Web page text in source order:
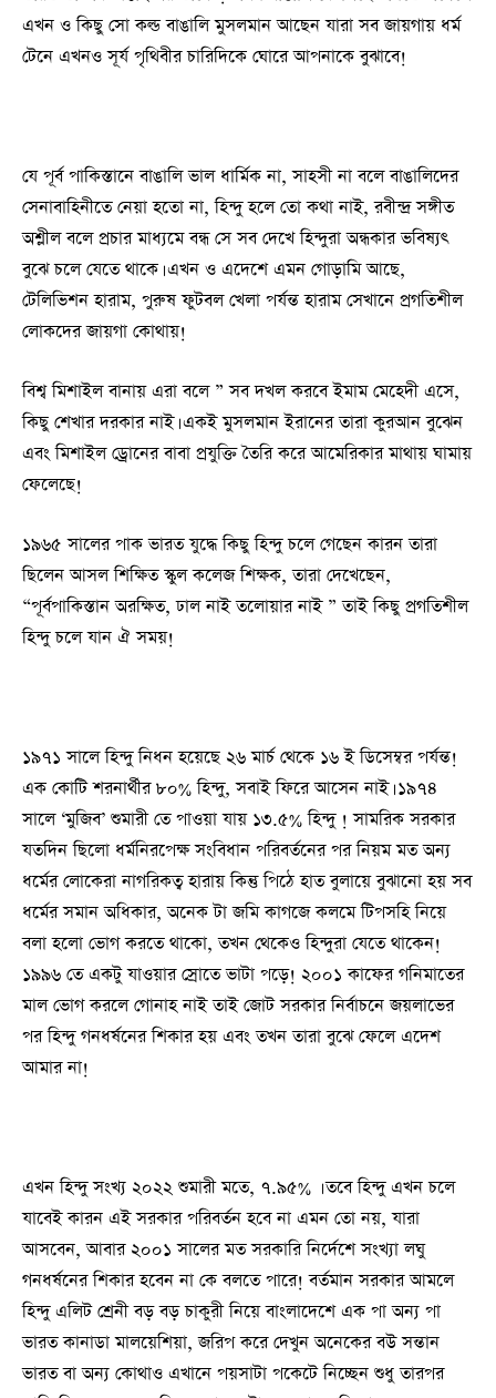
এখন ও কিছু সো কল্ড বাঙালি মুসলমান আছেন যারা সব জায়গায় ধর্ম
টেনে এখনও সূর্য পৃথিবীর চারিদিকে ঘোরে আপনাকে বুঝাবে!
যে পূর্ব পাকিস্তানে বাঙালি ভাল ধার্মিক না, সাহসী না বলে বাঙালিদের
সেনাবাহিনীতে নেয়া হতো না, হিন্দু হলে তো কথা নাই, রবীন্দ্র সঙ্গীত
অশ্লীল বলে প্রচার মাধ্যমে বন্ধ সে সব দেখে হিন্দুরা অন্ধকার ভবিষ্যৎ
বুঝে চলে যেতে থাকে। এখন ও এদেশে এমন গোড়ামি আছে,
টেলিভিশন হারাম, পুরুষ ফুটবল খেলা পর্যন্ত হারাম সেখানে প্রগতিশীল
লোকদের জায়গা কোথায়!
বিশ্ব মিশাইল বানায় এরা বলে ” সব দখল করবে ইমাম মেহেদী এসে,
কিছু শেখার দরকার নাই। একই মুসলমান ইরানের তারা কুরআন বুঝেন
এবং মিশাইল ড্রোনের বাবা প্রযুক্তি তৈরি করে আমেরিকার মাথায় ঘামায়
ফেলেছে!
১৯৬৫ সালের পাক ভারত যুদ্ধে কিছু হিন্দু চলে গেছেন কারন তারা
ছিলেন আসল শিক্ষিত স্কুল কলেজ শিক্ষক, তারা দেখেছেন,
“পূর্বপাকিস্তান অরক্ষিত, ঢাল নাই তলোয়ার নাই ” তাই কিছু প্রগতিশীল
হিন্দু চলে যান ঐ সময়!
১৯৭১ সালে হিন্দু নিধন হয়েছে ২৬ মার্চ থেকে ১৬ ই ডিসেম্বর পর্যন্ত!
এক কোটি শরনার্থীর ৮০% হিন্দু, সবাই ফিরে আসেন নাই। ১৯৭৪
সালে ‘মুজিব’ শুমারী তে পাওয়া যায় ১৩.৫% হিন্দু ! সামরিক সরকার
যতদিন ছিলো ধর্মনিরপেক্ষ সংবিধান পরিবর্তনের পর নিয়ম মত অন্য
ধর্মের লোকেরা নাগরিকত্ব হারায় কিন্তু পিঠে হাত বুলায়ে বুঝানো হয় সব
ধর্মের সমান অধিকার, অনেক টা জমি কাগজে কলমে টিপসহি নিয়ে
বলা হলো ভোগ করতে থাকো, তখন থেকেও হিন্দুরা যেতে থাকেন!
১৯৯৬ তে একটু যাওয়ার স্রোতে ভাটা পড়ে! ২০০১ কাফের গনিমাতের
মাল ভোগ করলে গোনাহ নাই তাই জোট সরকার নির্বাচনে জয়লাভের
পর হিন্দু গনধর্ষনের শিকার হয় এবং তখন তারা বুঝে ফেলে এদেশ
আমার না!
এখন হিন্দু সংখ্য ২০২২ শুমারী মতে, ৭.৯৫% । তবে হিন্দু এখন চলে
যাবেই কারন এই সরকার পরিবর্তন হবে না এমন তো নয়, যারা
আসবেন, আবার ২০০১ সালের মত সরকারি নির্দেশে সংখ্যা লঘু
গনধর্ষনের শিকার হবেন না কে বলতে পারে! বর্তমান সরকার আমলে
হিন্দু এলিট শ্রেনী বড় বড় চাকুরী নিয়ে বাংলাদেশে এক পা অন্য পা
ভারত কানাডা মালয়েশিয়া, জরিপ করে দেখুন অনেকের বউ সন্তান
ভারত বা অন্য কোথাও এখানে পয়সাটা পকেটে নিচ্ছেন শুধু তারপর